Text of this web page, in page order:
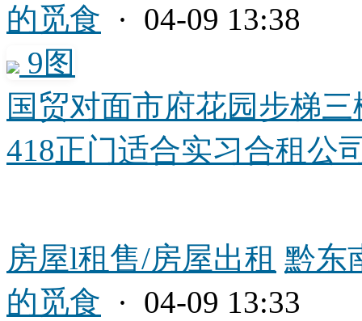
的觅食
· 04-09 13:38
9图
国贸对面市府花园步梯
418正门适合实习合租公
房屋l租售/房屋出租 黔东
的觅食
· 04-09 13:33